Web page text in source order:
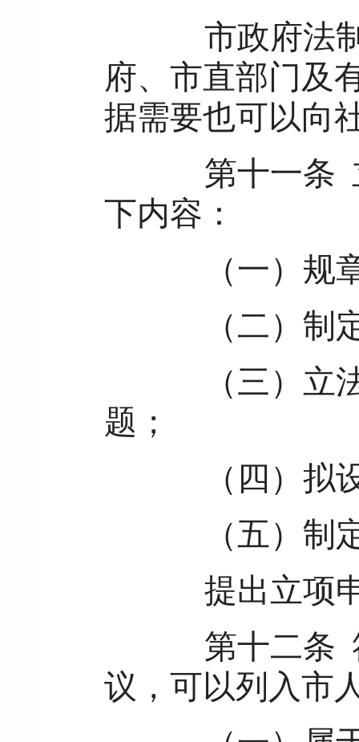
市政府法制
府、市直部门及
据需要也可以向
第十一条
下内容：
（一）规章
（二）制定
（三）立法
题；
（四）拟设
（五）制定
提出立项申
第十二条
议，可以列入市